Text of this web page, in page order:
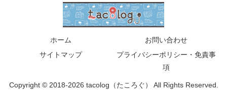
ホーム
お問い合わせ
サイトマップ
プライバシーポリシー・免責事
項
Copyright © 2018-2026 tacolog（たころぐ） All Rights Reserved.